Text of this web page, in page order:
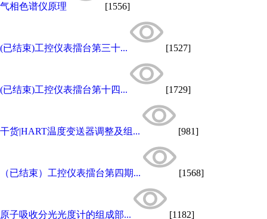
气相色谱仪原理 [1556]
(已结束)工控仪表擂台第三十... [1527]
(已结束)工控仪表擂台第十四... [1729]
干货|HART温度变送器调整及组... [981]
（已结束）工控仪表擂台第四期... [1568]
原子吸收分光光度计的组成部... [1182]